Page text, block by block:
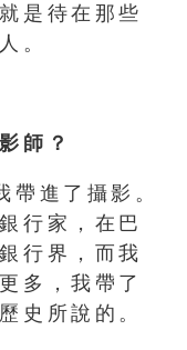
是待在那些
。
師？
帶進了攝影。
行家，在巴
行界，而我
多，我帶了
史所說的。